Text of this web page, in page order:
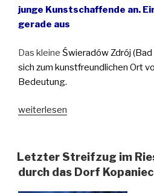
junge Kunstschaffende an.
gerade aus
Das kleine Świeradów Zdrój
sich zum kunstfreundlichen Ort
Bedeutung.
„Kunst
weiterlesen
Letzter Streifzug im
durch das Dorf Kopaniec